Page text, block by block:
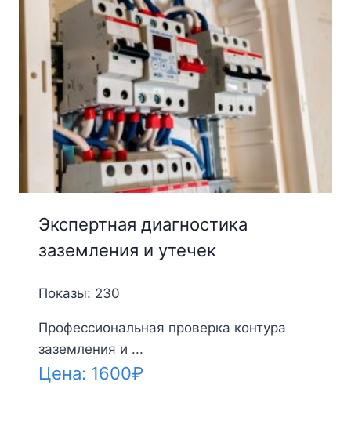
Экспертная диагностика
заземления и утечек
Показы: 230
Профессиональная проверка контура
заземления и ...
Цена: 1600₽